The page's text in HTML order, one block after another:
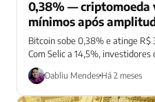
0,38% — criptomoeda
mínimos após
Bitcoin sobe 0,38% e atinge R$
Com Selic a 14,5%,
renda fixa e criptoativos.
Dabliu Mendes Há 2 meses